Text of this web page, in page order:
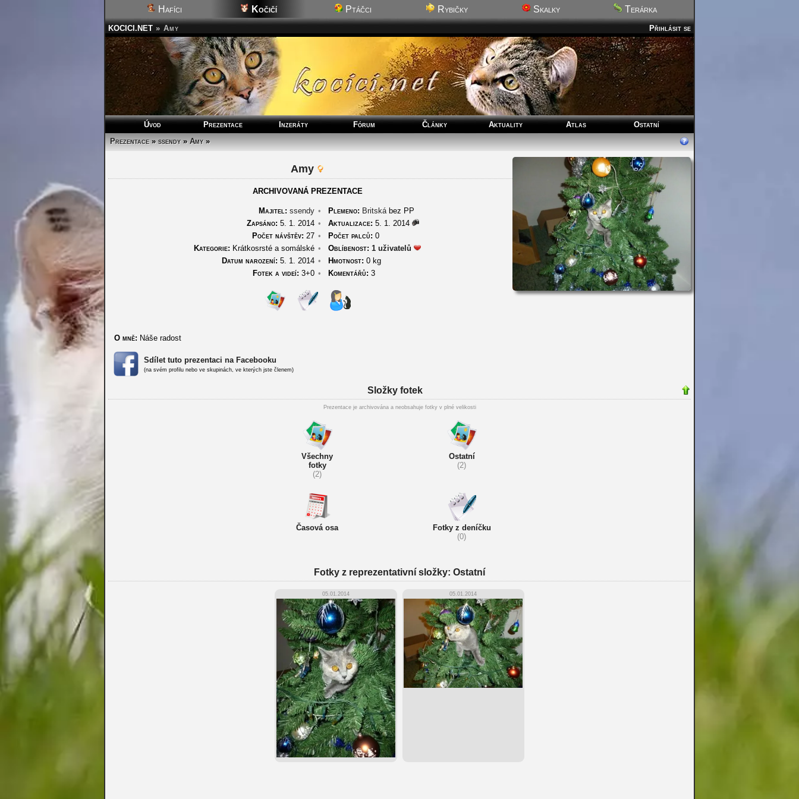
Hafíci Kočičí Ptáčci Rybičky Skalky Terárka
Přihlásit se
KOCICI.NET » Amy
Úvod Prezentace Inzeráty Fórum Články Aktuality Atlas
Ostatní
Prezentace»ssendy»Amy»
Amy
ARCHIVOVANÁ PREZENTACE
Majitel: ssendy • Plemeno: Britskábez PP
Zapsáno: 5. 1. 2014 • Aktualizace: 5. 1. 2014
Počet návštěv: 27 • Počet palců: 0
Kategorie: Krátkosrsté a somálské • Oblíbenost: 1 uživatelů
Datum narození: 5. 1. 2014 • Hmotnost: 0 kg
Fotek a videí: 3+0 • Komentářů: 3
O mně: Náše radost
Sdílet tuto prezentaci na Facebooku
(na svém profilu nebo ve skupinách, ve kterých jste členem)
Složky fotek
Prezentace je archivována a neobsahuje fotky v plné velikosti
Všechny
fotky
(2)
Ostatní
(2)
Časová osa
Fotky z deníčku
(0)
Fotky z reprezentativní složky: Ostatní
05.01.2014 05.01.2014